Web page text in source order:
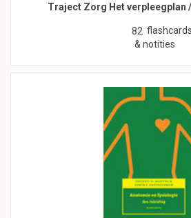
Traject Zorg Het verpleegplan
82 flashcards
& notities